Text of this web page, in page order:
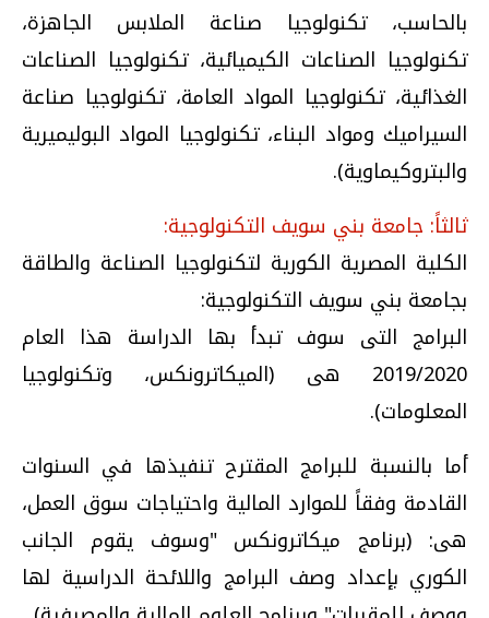
بالحاسب، تكنولوجيا صناعة الملابس الجاهزة،
تكنولوجيا الصناعات الكيميائية، تكنولوجيا الصناعات
الغذائية، تكنولوجيا المواد العامة، تكنولوجيا صناعة
السيراميك ومواد البناء، تكنولوجيا المواد البوليميرية
والبتروكيماوية).
ثالثاً: جامعة بني سويف التكنولوجية:
الكلية المصرية الكورية لتكنولوجيا الصناعة والطاقة
بجامعة بني سويف التكنولوجية:
البرامج التى سوف تبدأ بها الدراسة هذا العام
2019/2020 هى (الميكاترونكس، وتكنولوجيا
المعلومات).
أما بالنسبة للبرامج المقترح تنفيذها في السنوات
القادمة وفقاً للموارد المالية واحتياجات سوق العمل،
هى: (برنامج ميكاترونكس "وسوف يقوم الجانب
الكوري بإعداد وصف البرامج واللائحة الدراسية لها